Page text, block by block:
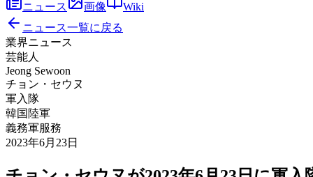
ニュース 画像
Wiki
ニュース一覧に戻る
業界ニュース
芸能人
Jeong Sewoon
チョン・セウヌ
軍入隊
韓国陸軍
義務軍服務
2023年6月23日